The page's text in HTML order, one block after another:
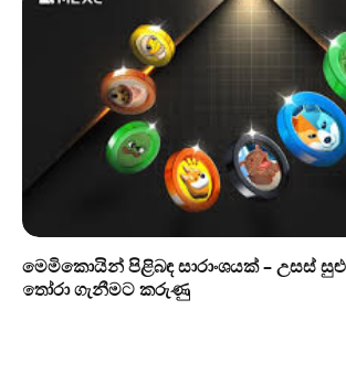
මෙමිකොයින් පිළිබඳ සාරාංශයක් – උසස්
තෝරා ගැනීමට කරුණු